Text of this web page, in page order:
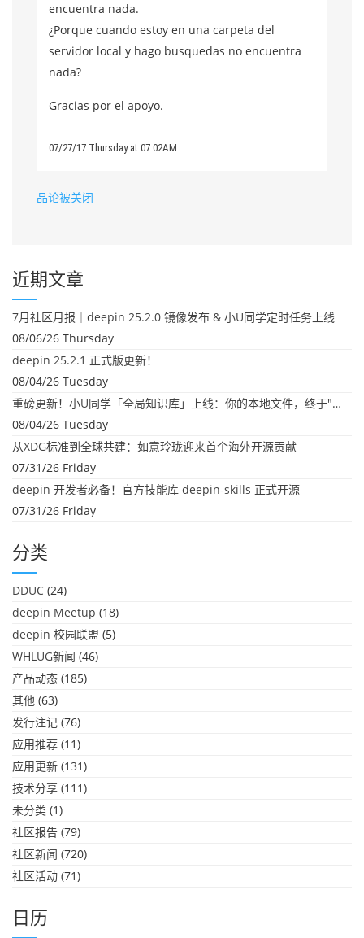
encuentra nada.
¿Porque cuando estoy en una carpeta del
servidor local y hago busquedas no encuentra
nada?
Gracias por el apoyo.
07/27/17 Thursday at 07:02AM
品论被关闭
近期文章
7月社区月报｜deepin 25.2.0 镜像发布 & 小U同学定时任务上线
08/06/26 Thursday
deepin 25.2.1 正式版更新！
08/04/26 Tuesday
重磅更新！小U同学「全局知识库」上线：你的本地文件，终于"活"起来了
08/04/26 Tuesday
从XDG标准到全球共建：如意玲珑迎来首个海外开源贡献
07/31/26 Friday
deepin 开发者必备！官方技能库 deepin-skills 正式开源
07/31/26 Friday
分类
DDUC (24)
deepin Meetup (18)
deepin 校园联盟 (5)
WHLUG新闻 (46)
产品动态 (185)
其他 (63)
发行注记 (76)
应用推荐 (11)
应用更新 (131)
技术分享 (111)
未分类 (1)
社区报告 (79)
社区新闻 (720)
社区活动 (71)
日历